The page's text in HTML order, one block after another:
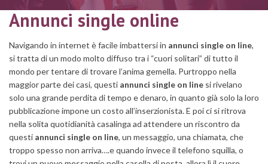
Annunci single online
Navigando in internet è facile imbattersi in annunci single on line,
si tratta di un modo molto diffuso tra i “cuori solitari” di tutto il
mondo per tentare di trovare l’anima gemella. Purtroppo nella
maggior parte dei casi, questi annunci single on line si rivelano
solo una grande perdita di tempo e denaro, in quanto già solo la loro
pubblicazione impone un costo all’inserzionista. E poi ci si ritrova
nella solita quotidianità casalinga ad attendere un riscontro da
questi annunci single on line, un messaggio, una chiamata, che
troppo spesso non arriva….e quando invece il telefono squilla, o